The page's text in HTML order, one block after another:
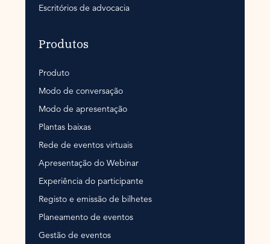
Escritórios de advocacia
Produtos
Produto
Modo de conversação
Modo de apresentação
Plantas baixas
Rede de eventos virtuais
Apresentação do Webinar
Experiência do participante
Registo e emissão de bilhetes
Planeamento de eventos
Gestão de eventos